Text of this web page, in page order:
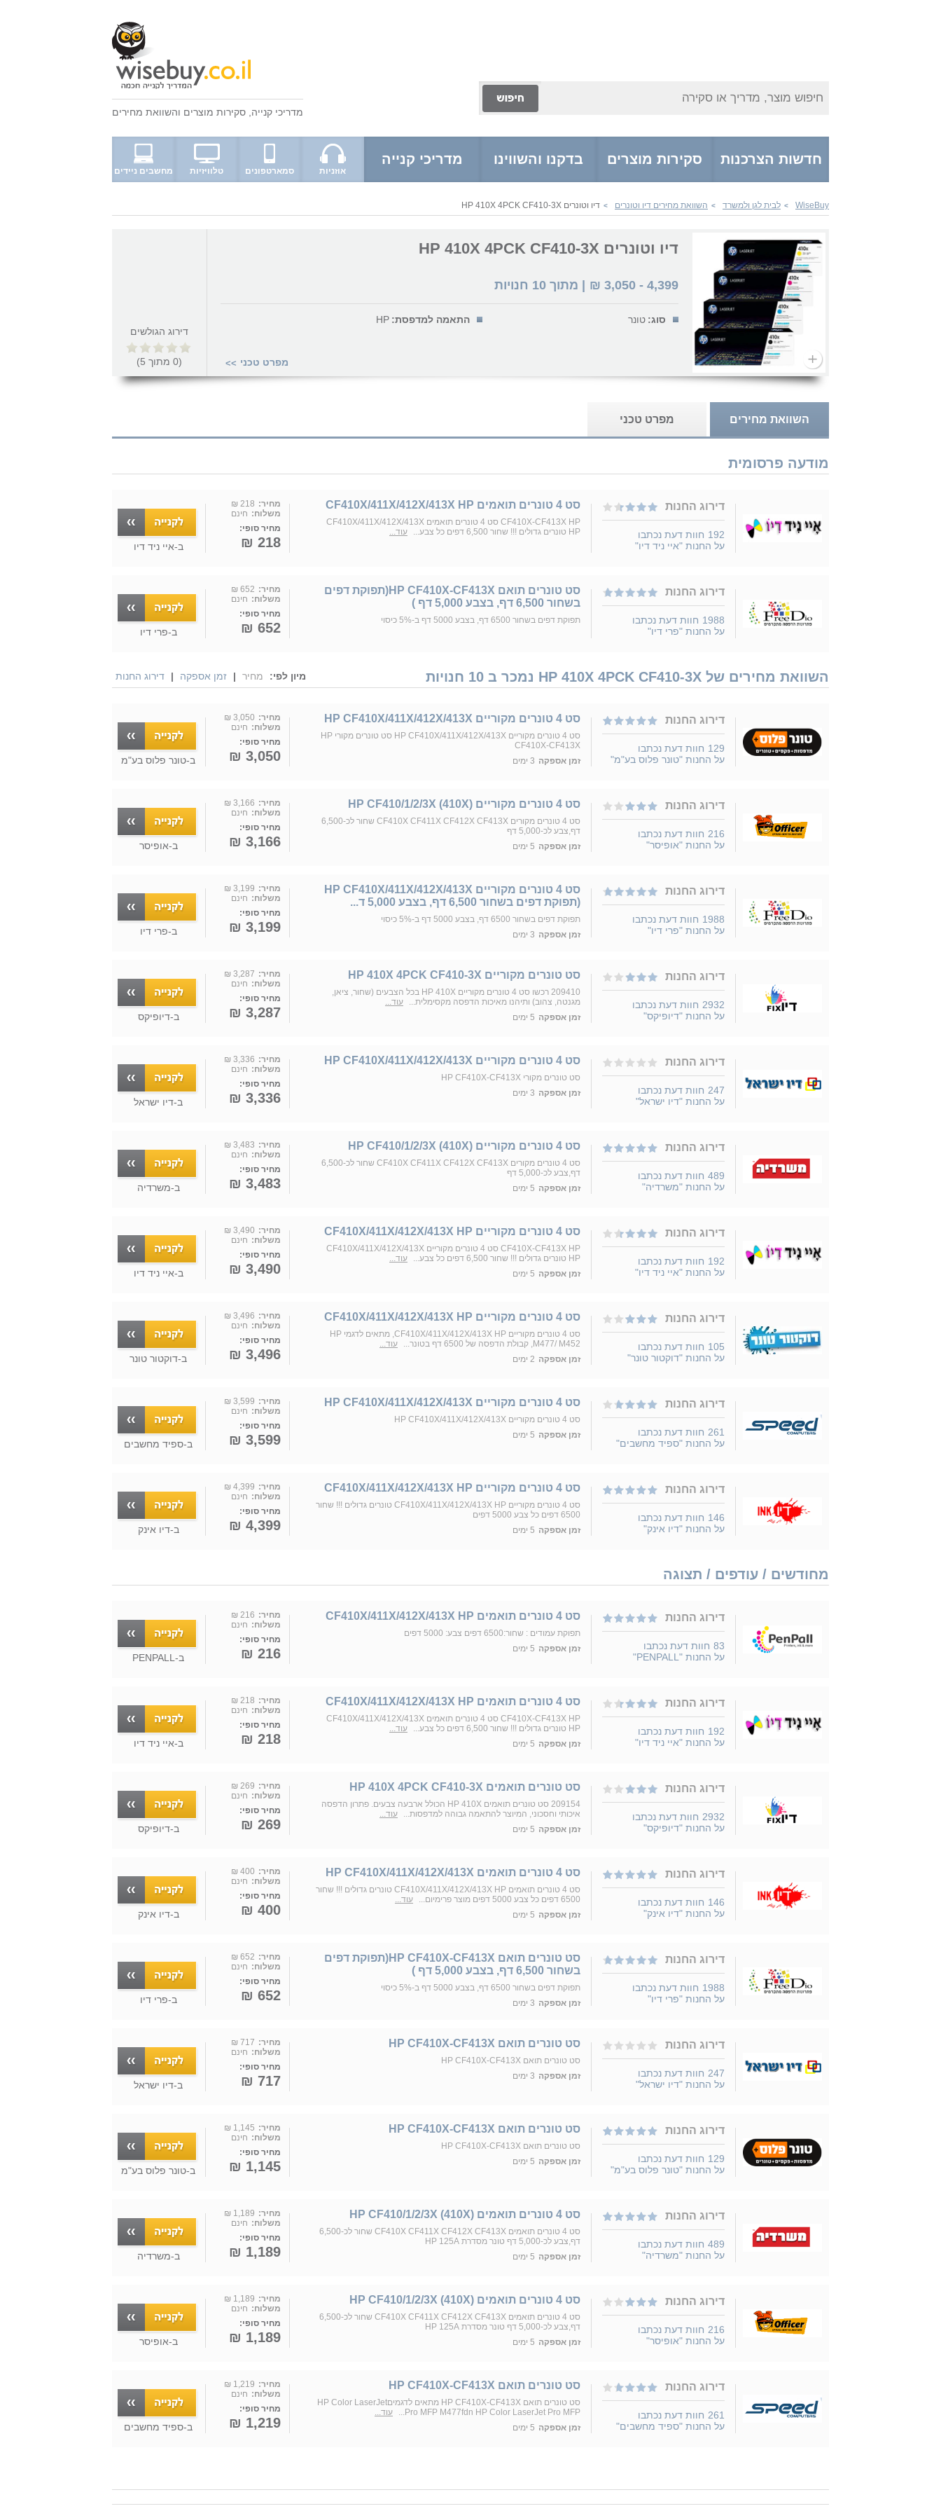
חיפוש מוצר, מדריך או סקירה
מדריכי קנייה סקירות מוצרים והשוואת מחירים
חדשות הצרכנות סקירות מוצרים בדקנו והשווינו מדריכי קנייה
אוזניות סמארטפונים טלוויזיות מחשבים ניידים
WiseBuy
> לבית לגן ולמשרד > השוואת מחירים דיו וטונרים > דיו וטונרים HP 410X 4PCK CF410-3X
דיו וטונרים HP 410X 4PCK CF410-3X
4,399
-
3,050
₪ | מתוך 10 חנויות
סוג: טונר התאמה למדפסת: HP
מפרט טכני >>
דירוג הגולשים
(
0 מתוך 5
)
השוואת מחירים מפרט טכני
מודעה פרסומית
דירוג החנות
192 חוות דעת נכתבו
על החנות "איי ניד דיו"
סט 4 טונרים תואמים CF410X/411X/412X/413X HP
CF410X-CF413X HP סט 4 טונרים תואמים CF410X/411X/412X/413X
HP טונרים גדולים !!! שחור 6,500 דפים כל צבע...
עוד...
מחיר: 218 ₪
משלוח: חינם
מחיר סופי:
218 ₪ ב-איי ניד דיו
דירוג החנות
1988 חוות דעת נכתבו
על החנות "פרי דיו"
סט טונרים תואם HP CF410X-CF413X(תפוקת דפים
בשחור 6,500 דף, בצבע 5,000 דף )
תפוקת דפים בשחור 6500 דף, בצבע 5000 דף ב-5% כיסוי
מחיר: 652 ₪
משלוח: חינם
מחיר סופי:
652 ₪ ב-פרי דיו
השוואת מחירים של HP 410X 4PCK CF410-3X נמכר ב 10 חנויות מיון לפי: מחיר | זמן אספקה | דירוג החנות
דירוג החנות
129 חוות דעת נכתבו
על החנות "טונר פלוס בע"מ"
סט 4 טונרים מקוריים HP CF410X/411X/412X/413X
סט 4 טונרים מקוריים HP CF410X/411X/412X/413X סט טונרים מקורי HP
CF410X-CF413X
זמן אספקה 3 ימים
מחיר: 3,050 ₪
משלוח: חינם
מחיר סופי:
3,050 ₪ ב-טונר פלוס בע"מ
דירוג החנות
216 חוות דעת נכתבו
על החנות "אופיסר"
סט 4 טונרים מקוריים (HP CF410/1/2/3X (410X
סט 4 טונרים מקורים CF410X CF411X CF412X CF413X שחור לכ-6,500
דף,צבע לכ-5,000 דף
זמן אספקה 5 ימים
מחיר: 3,166 ₪
משלוח: חינם
מחיר סופי:
3,166 ₪ ב-אופיסר
דירוג החנות
1988 חוות דעת נכתבו
על החנות "פרי דיו"
סט 4 טונרים מקוריים HP CF410X/411X/412X/413X
(תפוקת דפים בשחור 6,500 דף, בצבע 5,000 ד...
תפוקת דפים בשחור 6500 דף, בצבע 5000 דף ב-5% כיסוי
זמן אספקה 3 ימים
מחיר: 3,199 ₪
משלוח: חינם
מחיר סופי:
3,199 ₪ ב-פרי דיו
דירוג החנות
2932 חוות דעת נכתבו
על החנות "דיופיקס"
סט טונרים מקוריים ‏HP 410X 4PCK CF410-3X
209410 רכשו סט 4 טונרים מקוריים HP 410X בכל הצבעים (שחור, ציאן,
מגנטה, צהוב) ותיהנו מאיכות הדפסה מקסימלית...
עוד...
זמן אספקה 5 ימים
מחיר: 3,287 ₪
משלוח: חינם
מחיר סופי:
3,287 ₪ ב-דיופיקס
דירוג החנות
247 חוות דעת נכתבו
על החנות "דיו ישראל"
סט 4 טונרים מקוריים HP CF410X/411X/412X/413X
סט טונרים מקורי HP CF410X-CF413X
זמן אספקה 3 ימים
מחיר: 3,336 ₪
משלוח: חינם
מחיר סופי:
3,336 ₪ ב-דיו ישראל
דירוג החנות
489 חוות דעת נכתבו
על החנות "משרדיה"
סט 4 טונרים מקוריים (HP CF410/1/2/3X (410X
סט 4 טונרים מקורים CF410X CF411X CF412X CF413X שחור לכ-6,500
דף,צבע לכ-5,000 דף
זמן אספקה 5 ימים
מחיר: 3,483 ₪
משלוח: חינם
מחיר סופי:
3,483 ₪ ב-משרדיה
דירוג החנות
192 חוות דעת נכתבו
על החנות "איי ניד דיו"
סט 4 טונרים מקוריים CF410X/411X/412X/413X HP
CF410X-CF413X HP סט 4 טונרים מקוריים CF410X/411X/412X/413X
HP טונרים גדולים !!! שחור 6,500 דפים כל צבע...
עוד...
זמן אספקה 5 ימים
מחיר: 3,490 ₪
משלוח: חינם
מחיר סופי:
3,490 ₪ ב-איי ניד דיו
דירוג החנות
105 חוות דעת נכתבו
על החנות "דוקטור טונר"
סט 4 טונרים מקוריים CF410X/411X/412X/413X HP
סט 4 טונרים מקוריים CF410X/411X/412X/413X HP, מתאים לדגמי HP
M477/ M452, קבולת הדפסה של 6500 דף בטונר...
עוד...
זמן אספקה 2 ימים
מחיר: 3,496 ₪
משלוח: חינם
מחיר סופי:
3,496 ₪ ב-דוקטור טונר
דירוג החנות
261 חוות דעת נכתבו
על החנות "ספיד מחשבים"
סט 4 טונרים מקוריים HP CF410X/411X/412X/413X
סט 4 טונרים מקוריים HP CF410X/411X/412X/413X
זמן אספקה 5 ימים
מחיר: 3,599 ₪
משלוח: חינם
מחיר סופי:
3,599 ₪ ב-ספיד מחשבים
דירוג החנות
146 חוות דעת נכתבו
על החנות "דיו אינק"
סט 4 טונרים מקוריים CF410X/411X/412X/413X HP
סט 4 טונרים מקוריים CF410X/411X/412X/413X HP טונרים גדולים !!! שחור
6500 דפים כל צבע 5000 דפים
זמן אספקה 5 ימים
מחיר: 4,399 ₪
משלוח: חינם
מחיר סופי:
4,399 ₪ ב-דיו אינק
מחודשים / עודפים / תצוגה
דירוג החנות
83 חוות דעת נכתבו
על החנות "PENPALL"
סט 4 טונרים תואמים CF410X/411X/412X/413X HP
תפוקת עמודים : שחור:6500 דפים צבע: 5000 דפים
זמן אספקה 5 ימים
מחיר: 216 ₪
משלוח: חינם
מחיר סופי:
216 ₪ ב- PENPALL
דירוג החנות
192 חוות דעת נכתבו
על החנות "איי ניד דיו"
סט 4 טונרים תואמים CF410X/411X/412X/413X HP
CF410X-CF413X HP סט 4 טונרים תואמים CF410X/411X/412X/413X
HP טונרים גדולים !!! שחור 6,500 דפים כל צבע...
עוד...
זמן אספקה 5 ימים
מחיר: 218 ₪
משלוח: חינם
מחיר סופי:
218 ₪ ב-איי ניד דיו
דירוג החנות
2932 חוות דעת נכתבו
על החנות "דיופיקס"
סט טונרים תואמים ‏HP 410X 4PCK CF410-3X
209154 סט טונרים תואמים HP 410X הכולל ארבעה צבעים. פתרון הדפסה
איכותי וחסכוני, המיוצר להתאמה גבוהה למדפסות...
עוד...
זמן אספקה 5 ימים
מחיר: 269 ₪
משלוח: חינם
מחיר סופי:
269 ₪ ב-דיופיקס
דירוג החנות
146 חוות דעת נכתבו
על החנות "דיו אינק"
סט 4 טונרים תואמים HP CF410X/411X/412X/413X
סט 4 טונרים תואמים CF410X/411X/412X/413X HP טונרים גדולים !!! שחור
6500 דפים כל צבע 5000 דפים מוצר פרימיום...
עוד...
זמן אספקה 5 ימים
מחיר: 400 ₪
משלוח: חינם
מחיר סופי:
400 ₪ ב-דיו אינק
דירוג החנות
1988 חוות דעת נכתבו
על החנות "פרי דיו"
סט טונרים תואם HP CF410X-CF413X(תפוקת דפים
בשחור 6,500 דף, בצבע 5,000 דף )
תפוקת דפים בשחור 6500 דף, בצבע 5000 דף ב-5% כיסוי
זמן אספקה 3 ימים
מחיר: 652 ₪
משלוח: חינם
מחיר סופי:
652 ₪ ב-פרי דיו
דירוג החנות
247 חוות דעת נכתבו
על החנות "דיו ישראל"
סט טונרים תואם HP CF410X-CF413X
סט טונרים תואם HP CF410X-CF413X
זמן אספקה 3 ימים
מחיר: 717 ₪
משלוח: חינם
מחיר סופי:
717 ₪ ב-דיו ישראל
דירוג החנות
129 חוות דעת נכתבו
על החנות "טונר פלוס בע"מ"
סט טונרים תואם HP CF410X-CF413X
סט טונרים תואם HP CF410X-CF413X
זמן אספקה 5 ימים
מחיר: 1,145 ₪
משלוח: חינם
מחיר סופי:
1,145 ₪ ב-טונר פלוס בע"מ
דירוג החנות
489 חוות דעת נכתבו
על החנות "משרדיה"
סט 4 טונרים תואמים (HP CF410/1/2/3X (410X
סט 4 טונרים תואמים CF410X CF411X CF412X CF413X שחור לכ-6,500
דף,צבע לכ-5,000 דף טונר מסדרת HP 125A
זמן אספקה 5 ימים
מחיר: 1,189 ₪
משלוח: חינם
מחיר סופי:
1,189 ₪ ב-משרדיה
דירוג החנות
216 חוות דעת נכתבו
על החנות "אופיסר"
סט 4 טונרים תואמים (HP CF410/1/2/3X (410X
סט 4 טונרים תואמים CF410X CF411X CF412X CF413X שחור לכ-6,500
דף,צבע לכ-5,000 דף טונר מסדרת HP 125A
זמן אספקה 5 ימים
מחיר: 1,189 ₪
משלוח: חינם
מחיר סופי:
1,189 ₪ ב-אופיסר
דירוג החנות
261 חוות דעת נכתבו
על החנות "ספיד מחשבים"
סט טונרים תואם HP CF410X-CF413X
סט טונרים תואם HP CF410X-CF413X מתאים לדגמיםHP Color LaserJet
Pro MFP M477fdn HP Color LaserJet Pro MFP...
עוד...
זמן אספקה 5 ימים
מחיר: 1,219 ₪
משלוח: חינם
מחיר סופי:
1,219 ₪ ב-ספיד מחשבים